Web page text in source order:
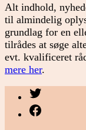
Alt indhold,
til almindelig
grundlag for en
tilrådes at søge
evt. kvalificeret
mere her.